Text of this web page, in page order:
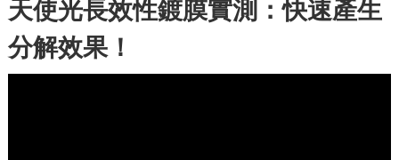
天使光長效性鍍膜實測：快速產生
分解效果！